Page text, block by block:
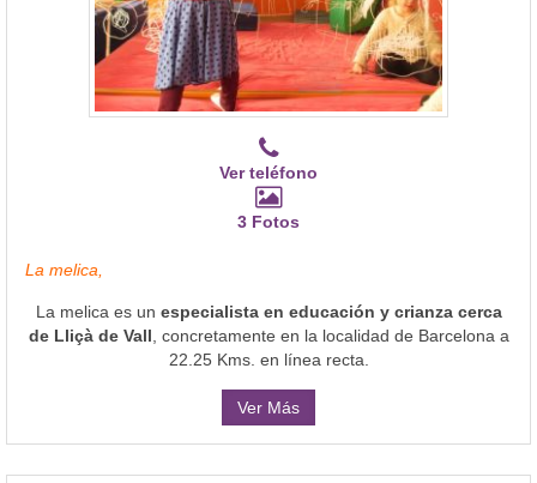
Ver teléfono
3 Fotos
La melica,
La melica es un especialista en educación y crianza cerca
de Lliçà de Vall , concretamente en la localidad de Barcelona a
22.25 Kms. en línea recta.
Ver Más